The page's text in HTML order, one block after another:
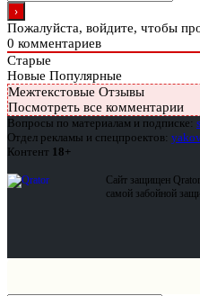
Пожалуйста, войдите, чтобы
0 комментариев
Старые
Новые Популярные
Межтекстовые Отзывы
Посмотреть все комментарии
Вопросы по материалам и подписке:
Отдел рекламы и спецпроектов:
Контент 18+
Сайт защищен
самой забойной